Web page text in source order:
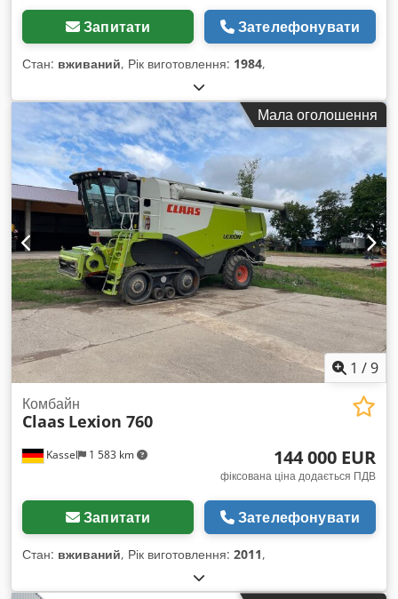
Запитати Зателефонувати
Стан: вживаний, Рік виготовлення: 1984,
Мала оголошення
1 /9
Kassel 1 583 km
Комбайн
Claas Lexion 760
144 000 EUR
фіксована ціна додається ПДВ
Запитати Зателефонувати
Стан: вживаний, Рік виготовлення: 2011,